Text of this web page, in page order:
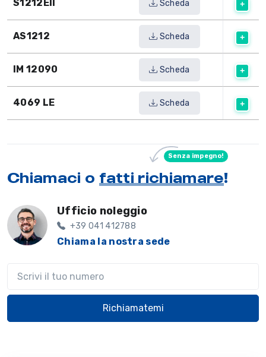
S1212EII Scheda
AS1212 Scheda
IM 12090 Scheda
4069 LE Scheda
Chiamaci o fatti richiamare!
Senza impegno!
Ufficio noleggio
+39 041 412788
Chiama la nostra sede
Richiamatemi